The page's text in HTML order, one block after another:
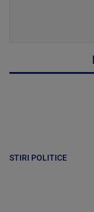
STIRI POLITICE